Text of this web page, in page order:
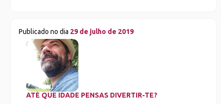
Publicado no dia 29 de julho de 2019
ATÉ QUE IDADE PENSAS DIVERTIR-TE?